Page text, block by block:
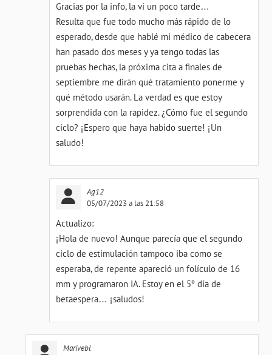
Gracias por la info, la vi un poco tarde…
Resulta que fue todo mucho más rápido de lo
esperado, desde que hablé mi médico de cabecera
han pasado dos meses y ya tengo todas las
pruebas hechas, la próxima cita a finales de
septiembre me dirán qué tratamiento ponerme y
qué método usarán. La verdad es que estoy
sorprendida con la rapidez. ¿Cómo fue el segundo
ciclo? ¡Espero que haya habido suerte! ¡Un
saludo!
Ag12
05/07/2023 a las 21:58
Actualizo:
¡Hola de nuevo! Aunque parecía que el segundo
ciclo de estimulación tampoco iba como se
esperaba, de repente apareció un folículo de 16
mm y programaron IA. Estoy en el 5º día de
betaespera… ¡saludos!
Marivebl